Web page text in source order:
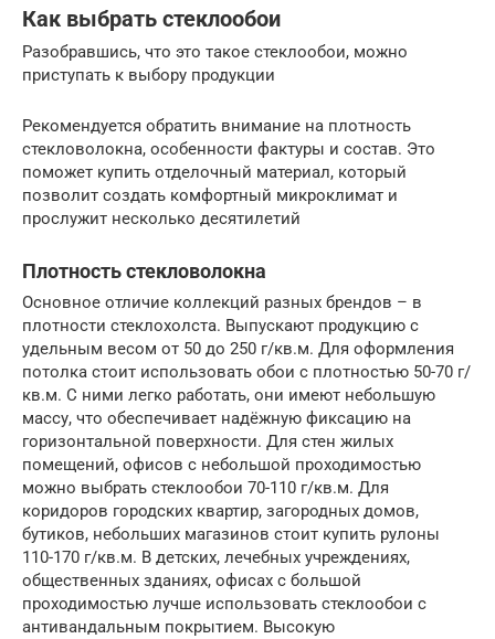
Как выбрать стеклообои
Разобравшись, что это такое стеклообои, можно
приступать к выбору продукции
Рекомендуется обратить внимание на плотность
стекловолокна, особенности фактуры и состав. Это
поможет купить отделочный материал, который
позволит создать комфортный микроклимат и
прослужит несколько десятилетий
Плотность стекловолокна
Основное отличие коллекций разных брендов – в
плотности стеклохолста. Выпускают продукцию с
удельным весом от 50 до 250 г/кв.м. Для оформления
потолка стоит использовать обои с плотностью 50-70 г/
кв.м. С ними легко работать, они имеют небольшую
массу, что обеспечивает надёжную фиксацию на
горизонтальной поверхности. Для стен жилых
помещений, офисов с небольшой проходимостью
можно выбрать стеклообои 70-110 г/кв.м. Для
коридоров городских квартир, загородных домов,
бутиков, небольших магазинов стоит купить рулоны
110-170 г/кв.м. В детских, лечебных учреждениях,
общественных зданиях, офисах с большой
проходимостью лучше использовать стеклообои с
антивандальным покрытием. Высокую